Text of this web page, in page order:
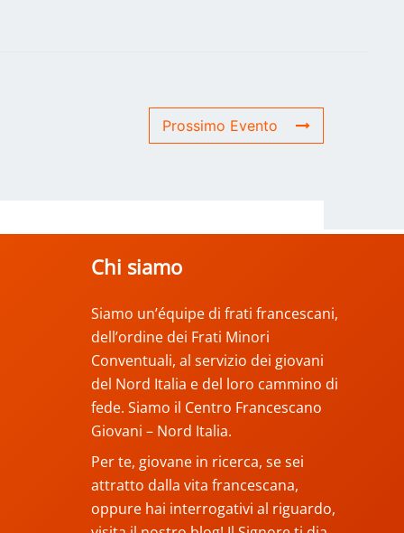
Prossimo Evento
Chi siamo
Siamo un’équipe di frati francescani,
dell’ordine dei Frati Minori
Conventuali, al servizio dei giovani
del Nord Italia e del loro cammino di
fede. Siamo il Centro Francescano
Giovani – Nord Italia.
Per te, giovane in ricerca, se sei
attratto dalla vita francescana,
oppure hai interrogativi al riguardo,